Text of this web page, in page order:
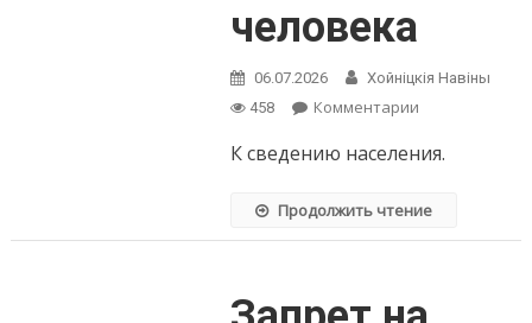
человека
06.07.2026
Хойнiцкiя Навiны
458
Комментарииon
31
районе
К сведению населения.
Продолжить чтение